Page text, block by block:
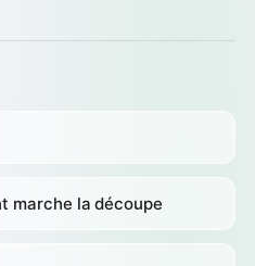
marche la découpe